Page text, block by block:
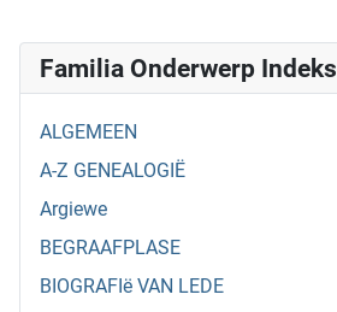
Familia Onderwerp Indeks
ALGEMEEN
A-Z GENEALOGIË
Argiewe
BEGRAAFPLASE
BIOGRAFIë VAN LEDE